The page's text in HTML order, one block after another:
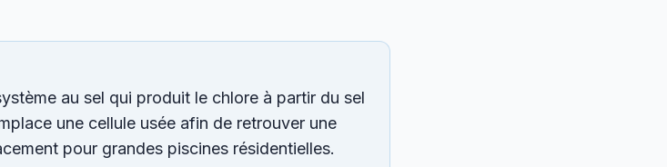
au sel qui produit le chlore à partir du sel
une cellule usée afin de retrouver une
pour grandes piscines résidentielles.